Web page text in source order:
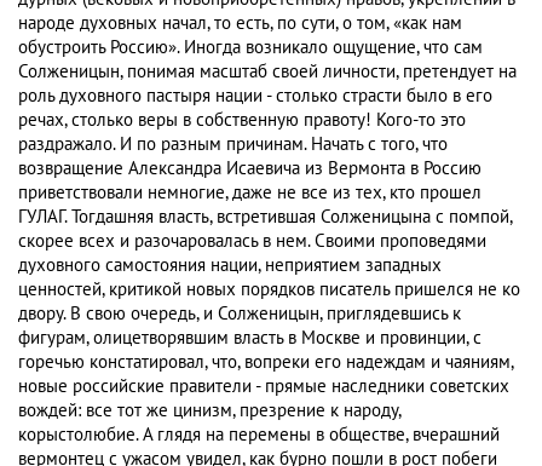
народе духовных начал, то есть, по сути, о том, «как нам
обустроить Россию». Иногда возникало ощущение, что сам
Солженицын, понимая масштаб своей личности, претендует на
роль духовного пастыря нации - столько страсти было в его
речах, столько веры в собственную правоту! Кого-то это
раздражало. И по разным причинам. Начать с того, что
возвращение Александра Исаевича из Вермонта в Россию
приветствовали немногие, даже не все из тех, кто прошел
ГУЛАГ. Тогдашняя власть, встретившая Солженицына с помпой,
скорее всех и разочаровалась в нем. Своими проповедями
духовного самостояния нации, неприятием западных
ценностей, критикой новых порядков писатель пришелся не ко
двору. В свою очередь, и Солженицын, приглядевшись к
фигурам, олицетворявшим власть в Москве и провинции, с
горечью констатировал, что, вопреки его надеждам и чаяниям,
новые российские правители - прямые наследники советских
вождей: все тот же цинизм, презрение к народу,
корыстолюбие. А глядя на перемены в обществе, вчерашний
вермонтец с ужасом увидел, как бурно пошли в рост побеги